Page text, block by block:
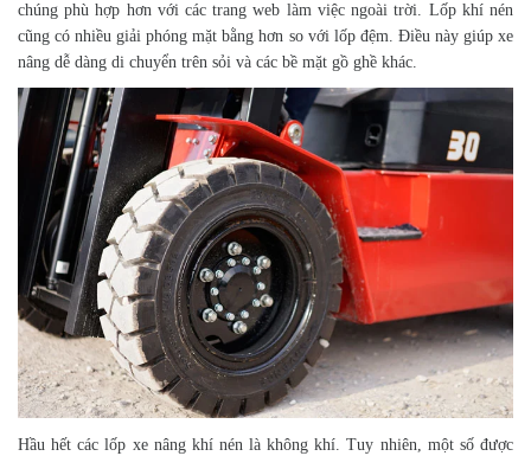
chúng phù hợp hơn với các trang web làm việc ngoài trời. Lốp khí nén
cũng có nhiều giải phóng mặt bằng hơn so với lốp đệm. Điều này giúp xe
nâng dễ dàng di chuyển trên sỏi và các bề mặt gồ ghề khác.
Hầu hết các lốp xe nâng khí nén là không khí. Tuy nhiên, một số được